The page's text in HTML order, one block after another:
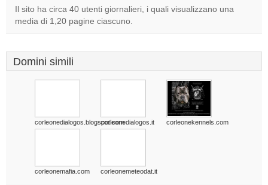
Il sito ha circa 40 utenti giornalieri, i quali visualizzano una
media di 1,20 pagine ciascuno.
Domini simili
corleonedialogos.blogspot.comcorleonedialogos.it corleonekennels.com
corleonemafia.com corleonemeteodat.it